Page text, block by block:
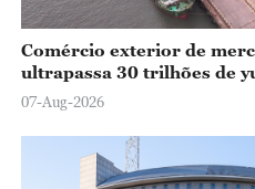
Comércio exterior de
ultrapassa 30 trilhões de
07-Aug-2026